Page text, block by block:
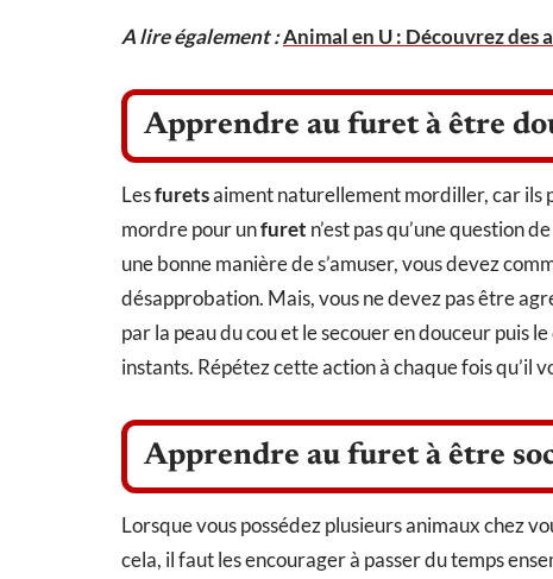
A lire également :Animal en U : Découvrez des
Apprendre au furet à être
Lesfuretsaiment naturellement mordiller, car ils
mordre pour unfuret n’est pas qu’une question
une bonne manière de s’amuser, vous devez
désapprobation. Mais, vous ne devez pas être
par la peau du cou et le secouer en douceur puis
instants. Répétez cette action à chaque fois qu’il
Apprendre au furet à être
Lorsque vous possédez plusieurs animaux chez
cela, il faut les encourager à passer du temps